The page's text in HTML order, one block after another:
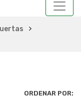
ORDENAR POR: